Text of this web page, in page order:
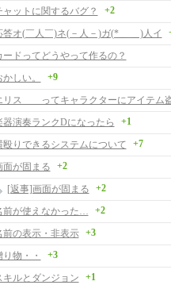
ャットに関するバグ？ +2
答オ(￣人￣)ネ(－人－)ガ(*＿ ＿)人イ
ードってどうやって作るの？
かしい。
+9
リス ってキャラクターにアイテム
器演奏ランクDになったら
+1
殴りできるシステムについて +7
面が固まる +2
[返事]画面が固まる +2
前が使えなかった… +2
前の表示・非表示 +3
り物・・ +3
キルとダンジョン +1